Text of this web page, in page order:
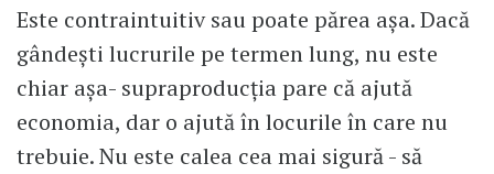
Este contraintuitiv sau poate părea așa. Dacă
gândești lucrurile pe termen lung, nu este
chiar așa- supraproducția pare că ajută
economia, dar o ajută în locurile în care nu
trebuie. Nu este calea cea mai sigură - să